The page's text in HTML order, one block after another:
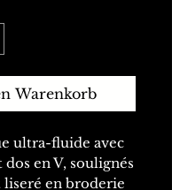
Warenkorb
ultra-fluide avec
en V, soulignés
liseré en broderie